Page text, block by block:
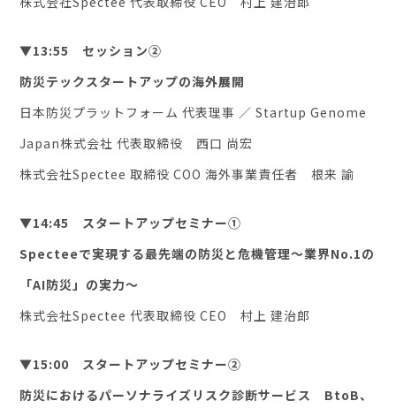
▼13:55 セッション②
防災テックスタートアップの海外展開
日本防災プラットフォーム 代表理事 ／ Startup Genome
Japan株式会社 代表取締役 西口 尚宏
株式会社Spectee 取締役 COO 海外事業責任者 根来 諭
▼14:45 スタートアップセミナー①
Specteeで実現する最先端の防災と危機管理～業界No.1の
「AI防災」の実力～
株式会社Spectee 代表取締役 CEO 村上 建治郎
▼15:00 スタートアップセミナー②
防災におけるパーソナライズリスク診断サービス BtoB、